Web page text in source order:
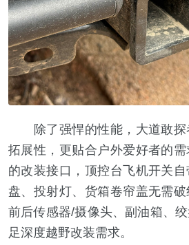
除了强悍的性能，大道敢探
拓展性，更贴合户外爱好者的
的改装接口，顶控台飞机开关
盘、投射灯、货箱卷帘盖无需破
前后传感器/摄像头、副油箱、
足深度越野改装需求。